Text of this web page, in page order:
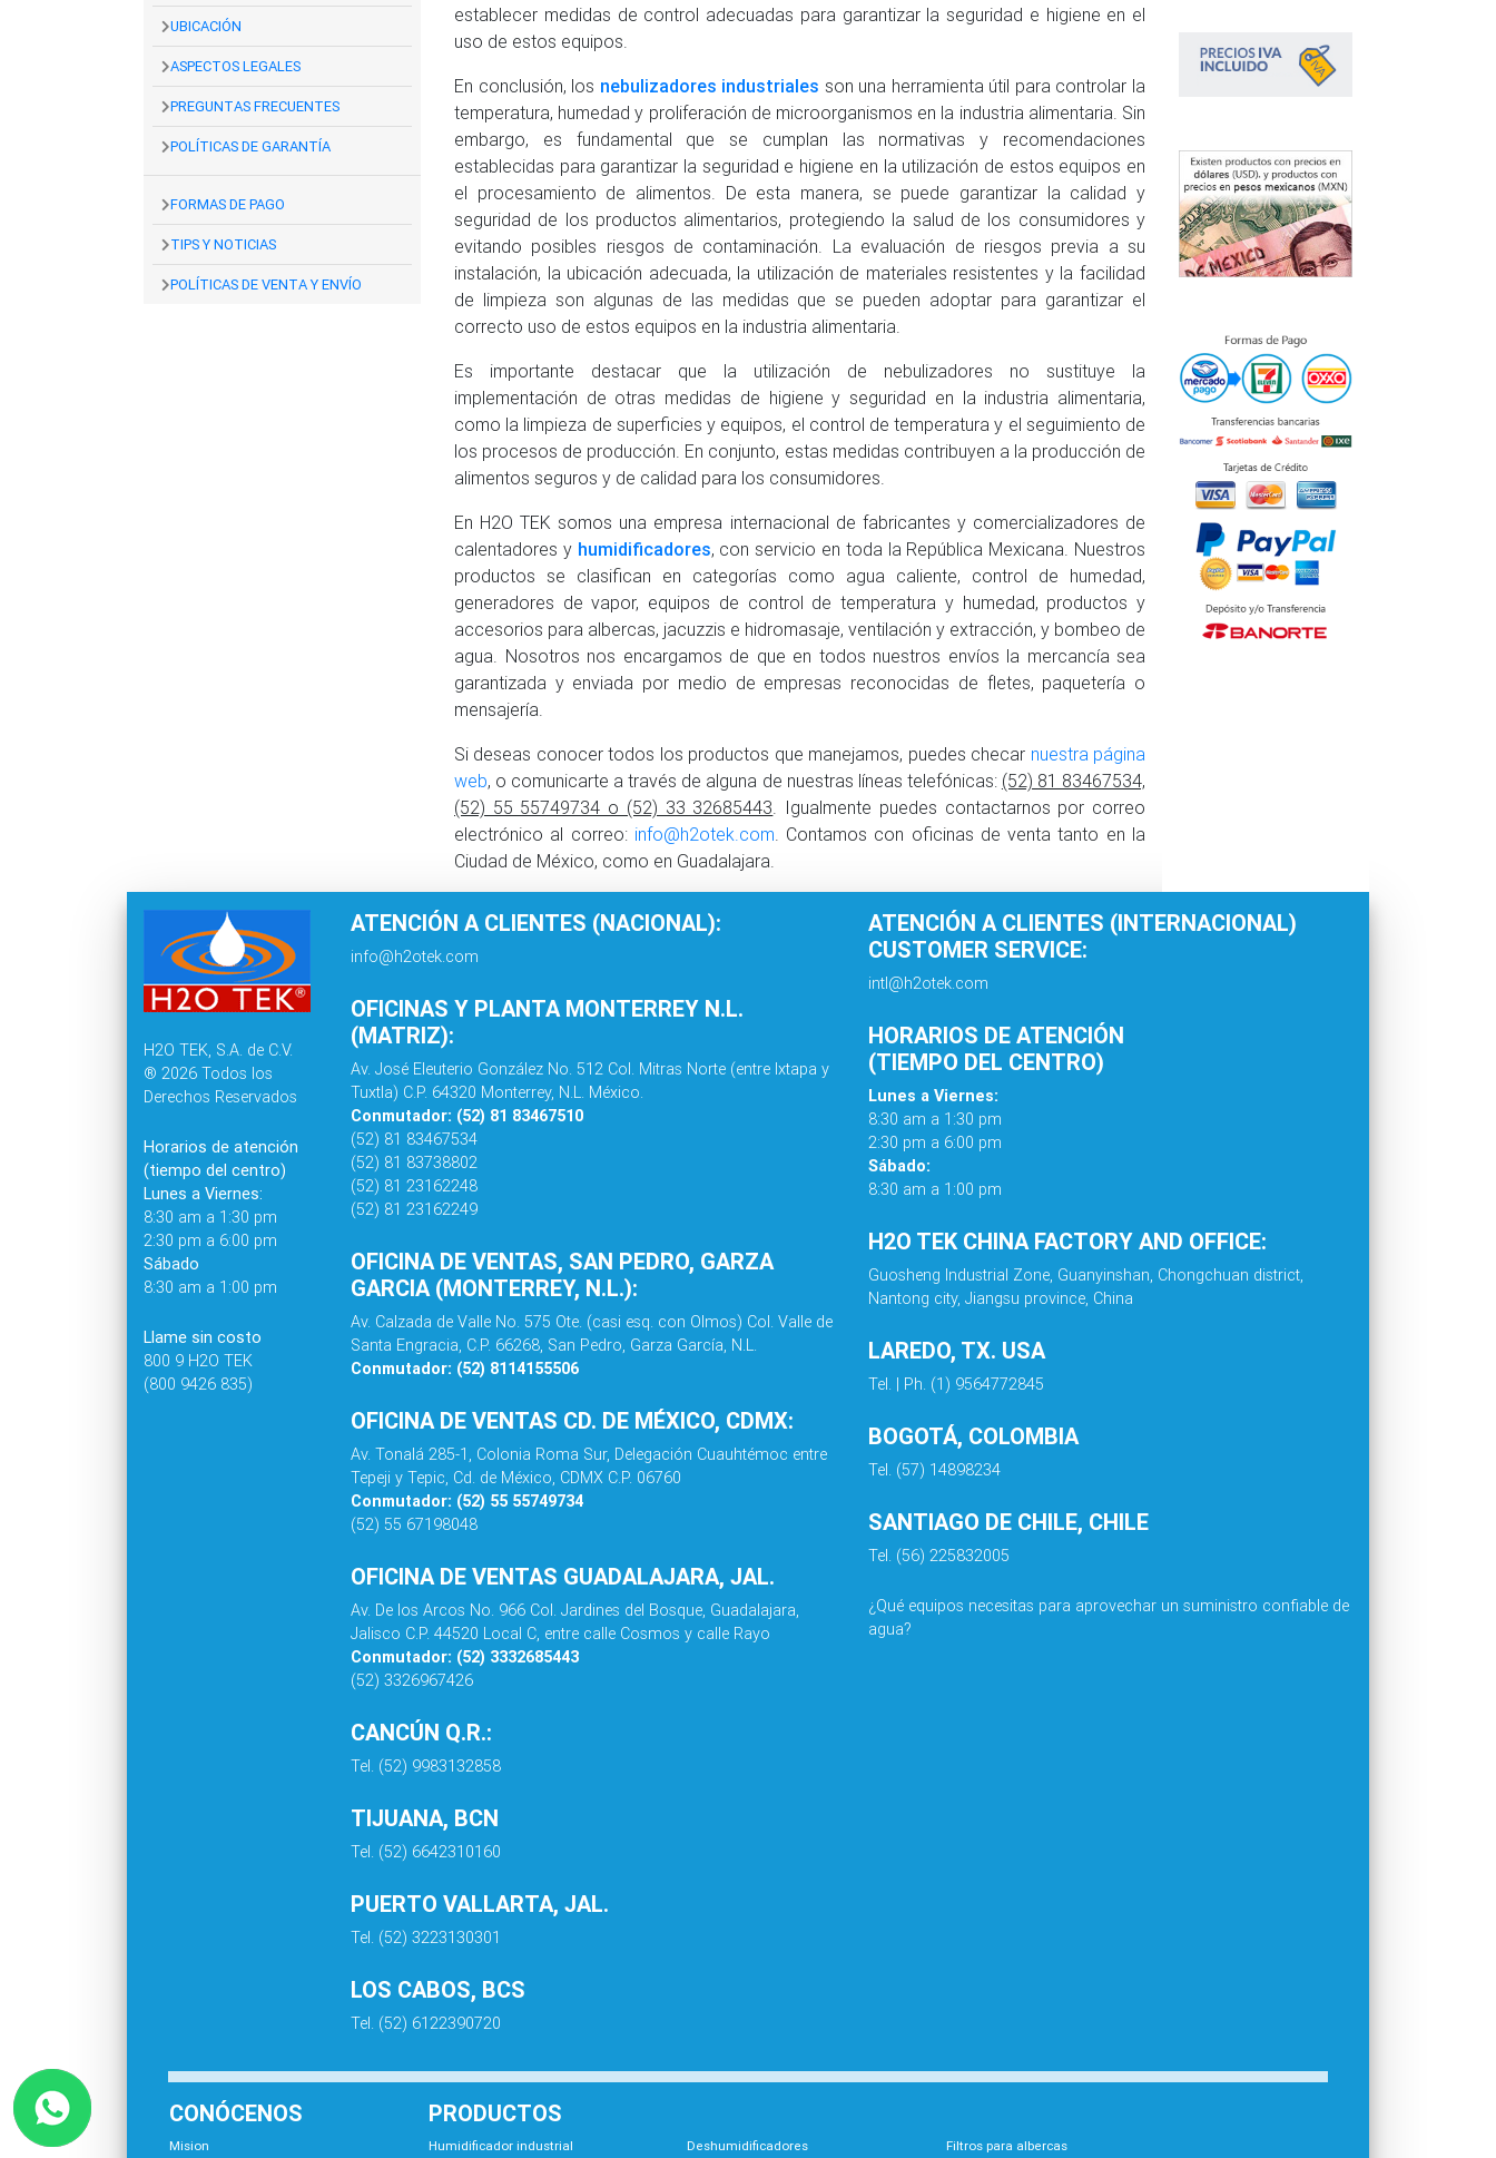
UBICACIÓN
ASPECTOS LEGALES
PREGUNTAS FRECUENTES
POLÍTICAS DE GARANTÍA
FORMAS DE PAGO
TIPS Y NOTICIAS
POLÍTICAS DE VENTA Y ENVÍO
establecer medidas de control adecuadas para garantizar la seguridad e higiene en el
uso de estos equipos.
En conclusión, los nebulizadores industriales son una herramienta útil para controlar la
temperatura, humedad y proliferación de microorganismos en la industria alimentaria. Sin
embargo, es fundamental que se cumplan las normativas y recomendaciones
establecidas para garantizar la seguridad e higiene en la utilización de estos equipos en
el procesamiento de alimentos. De esta manera, se puede garantizar la calidad y
seguridad de los productos alimentarios, protegiendo la salud de los consumidores y
evitando posibles riesgos de contaminación. La evaluación de riesgos previa a su
instalación, la ubicación adecuada, la utilización de materiales resistentes y la facilidad
de limpieza son algunas de las medidas que se pueden adoptar para garantizar el
correcto uso de estos equipos en la industria alimentaria.
Es importante destacar que la utilización de nebulizadores no sustituye la
implementación de otras medidas de higiene y seguridad en la industria alimentaria,
como la limpieza de superficies y equipos, el control de temperatura y el seguimiento de
los procesos de producción. En conjunto, estas medidas contribuyen a la producción de
alimentos seguros y de calidad para los consumidores.
En H2O TEK somos una empresa internacional de fabricantes y comercializadores de
calentadores y humidificadores, con servicio en toda la República Mexicana. Nuestros
productos se clasifican en categorías como agua caliente, control de humedad,
generadores de vapor, equipos de control de temperatura y humedad, productos y
accesorios para albercas, jacuzzis e hidromasaje, ventilación y extracción, y bombeo de
agua. Nosotros nos encargamos de que en todos nuestros envíos la mercancía sea
garantizada y enviada por medio de empresas reconocidas de fletes, paquetería o
mensajería.
Si deseas conocer todos los productos que manejamos, puedes checar nuestra página
web, o comunicarte a través de alguna de nuestras líneas telefónicas: (52) 81 83467534,
(52) 55 55749734 o (52) 33 32685443 . Igualmente puedes contactarnos por correo
electrónico al correo: info@h2otek.com . Contamos con oficinas de venta tanto en la
Ciudad de México, como en Guadalajara.
H2O TEK, S.A. de C.V.
® 2026 Todos los
Derechos Reservados
Horarios de atención
(tiempo del centro)
Lunes a Viernes:
8:30 am a 1:30 pm
2:30 pm a 6:00 pm
Sábado
8:30 am a 1:00 pm
Llame sin costo
800 9 H2O TEK
(800 9426 835)
ATENCIÓN A CLIENTES (NACIONAL):
info@h2otek.com
OFICINAS Y PLANTA MONTERREY N.L.
(MATRIZ):
Av. José Eleuterio González No. 512 Col. Mitras Norte (entre Ixtapa y
Tuxtla) C.P. 64320 Monterrey, N.L. México.
Conmutador: (52) 81 83467510
(52) 81 83467534
(52) 81 83738802
(52) 81 23162248
(52) 81 23162249
OFICINA DE VENTAS, SAN PEDRO, GARZA
GARCIA (MONTERREY, N.L.):
Av. Calzada de Valle No. 575 Ote. (casi esq. con Olmos) Col. Valle de
Santa Engracia, C.P. 66268, San Pedro, Garza García, N.L.
Conmutador: (52) 8114155506
OFICINA DE VENTAS CD. DE MÉXICO, CDMX:
Av. Tonalá 285-1, Colonia Roma Sur, Delegación Cuauhtémoc entre
Tepeji y Tepic, Cd. de México, CDMX C.P. 06760
Conmutador: (52) 55 55749734
(52) 55 67198048
OFICINA DE VENTAS GUADALAJARA, JAL.
Av. De los Arcos No. 966 Col. Jardines del Bosque, Guadalajara,
Jalisco C.P. 44520 Local C, entre calle Cosmos y calle Rayo
Conmutador: (52) 3332685443
(52) 3326967426
CANCÚN Q.R.:
Tel. (52) 9983132858
TIJUANA, BCN
Tel. (52) 6642310160
PUERTO VALLARTA, JAL.
Tel. (52) 3223130301
LOS CABOS, BCS
Tel. (52) 6122390720
ATENCIÓN A CLIENTES (INTERNACIONAL)
CUSTOMER SERVICE:
intl@h2otek.com
HORARIOS DE ATENCIÓN
(TIEMPO DEL CENTRO)
Lunes a Viernes:
8:30 am a 1:30 pm
2:30 pm a 6:00 pm
Sábado:
8:30 am a 1:00 pm
H2O TEK CHINA FACTORY AND OFFICE:
Guosheng Industrial Zone, Guanyinshan, Chongchuan district,
Nantong city, Jiangsu province, China
LAREDO, TX. USA
Tel. | Ph. (1) 9564772845
BOGOTÁ, COLOMBIA
Tel. (57) 14898234
SANTIAGO DE CHILE, CHILE
Tel. (56) 225832005
¿Qué equipos necesitas para aprovechar un suministro confiable de
agua?
CONÓCENOS
Mision
PRODUCTOS
Humidificador industrial
Deshumidificadores
Filtros para albercas